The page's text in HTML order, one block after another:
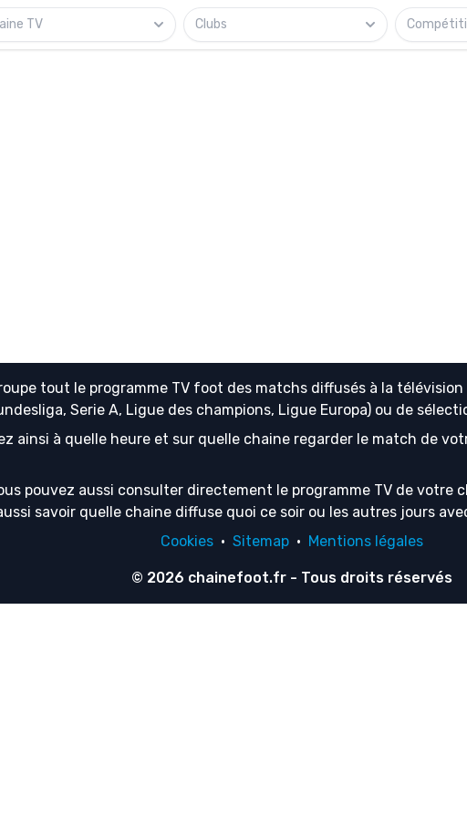
TV Clubs
tout le programme TV foot des matchs diffusés à la
Serie A, Ligue des champions, Ligue Europa) ou de
ainsi à quelle heure et sur quelle chaine regarder le match de
pouvez aussi consulter directement le programme TV de votre
savoir quelle chaine diffuse quoi ce soir ou les autres jours
Cookies · Sitemap · Mentions légales
© 2026 chainefoot.fr - Tous droits réservés